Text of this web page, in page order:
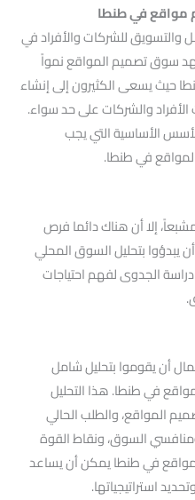
في طنطا
والتسويق للشركات والأفراد في
سوق تصميم المواقع نمواً
حيث يسعى الكثيرون إلى إنشاء
والشركات على حد سواء.
الأساسية التي يجب
في طنطا.
إلا أن هناك دائما فرص
يبدؤوا بتحليل السوق المحلي
الجدوى لفهم احتياجات
أن يقوموا بتحليل شامل
في طنطا. هذا التحليل
المواقع، والطلب الحالي
السوق، ونقاط القوة
في طنطا يمكن أن يساعد
استراتيجياتها.